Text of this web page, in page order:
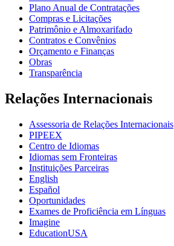
Plano Anual de Contratações
Compras e Licitações
Patrimônio e Almoxarifado
Contratos e Convênios
Orçamento e Finanças
Obras
Transparência
Relações Internacionais
Assessoria de Relações Internacionais
PIPEEX
Centro de Idiomas
Idiomas sem Fronteiras
Instituições Parceiras
English
Español
Oportunidades
Exames de Proficiência em Línguas
Imagine
EducationUSA